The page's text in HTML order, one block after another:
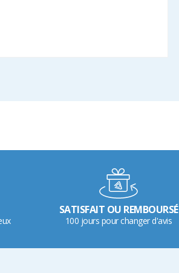
SATISFAIT OU REMBOURSÉ
100 jours pour changer d'avis